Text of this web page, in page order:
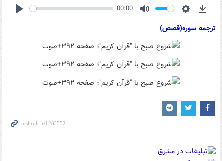
00:00
ترجمه سوره(قصص)